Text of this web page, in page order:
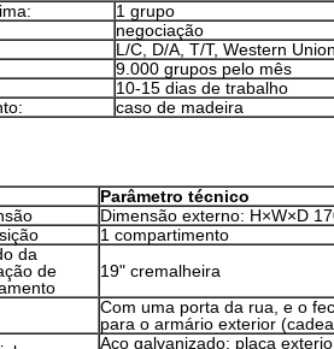
1 grupo
negociação
L/C, D/A, T/T, Western
9.000 grupos pelo mês
10-15 dias de trabalho
caso de madeira
Parâmetro técnico
Dimensão externo: H×W×D
1 compartimento
da
de
19" cremalheira
Com uma porta da rua, e o
para o armário exterior
Aço galvanizado; placa